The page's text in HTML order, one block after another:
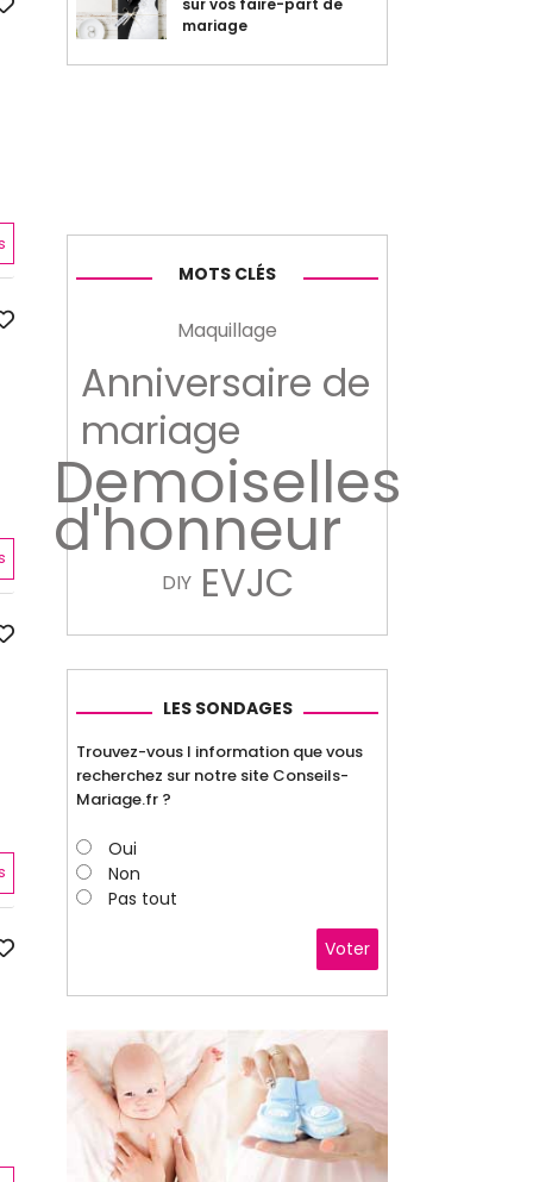
sur vos faire-part de
mariage
MOTS CLÉS
Maquillage
Anniversaire de
mariage
Demoiselles
d'honneur
DIY EVJC
LES SONDAGES
Trouvez-vous l information que vous
recherchez sur notre site Conseils-
Mariage.fr ?
Oui
Non
Pas tout
Voter